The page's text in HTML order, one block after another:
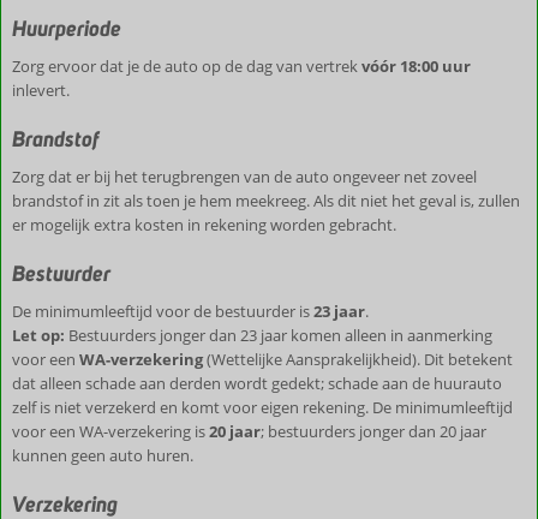
Huurperiode
Zorg ervoor dat je de auto op de dag van vertrekvóór 18:00 uur
inlevert.
Brandstof
Zorg dat er bij het terugbrengen van de auto ongeveer net zoveel
brandstof in zit als toen je hem meekreeg. Als dit niet het geval is, zullen
er mogelijk extra kosten in rekening worden gebracht.
Bestuurder
De minimumleeftijd voor de bestuurder is23 jaar.
Let op: Bestuurders jonger dan 23 jaar komen alleen in aanmerking
voor een WA-verzekering(Wettelijke Aansprakelijkheid). Dit betekent
dat alleen schade aan derden wordt gedekt; schade aan de huurauto
zelf is niet verzekerd en komt voor eigen rekening. De minimumleeftijd
voor een WA-verzekering is20 jaar; bestuurders jonger dan 20 jaar
kunnen geen auto huren.
Verzekering